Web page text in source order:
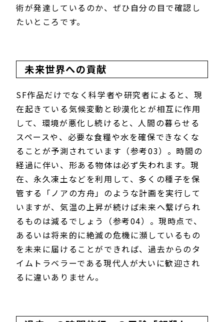
術が発達しているのか、ぜひ自分の目で確認し
たいところです。
未来世界への貢献
SF作品だけでなく科学者や研究者によると、現
在起きている気候変動と砂漠化とが相互に作用
して、環境が悪化し続けると、人間の暮らせる
スペースや、必要な食糧や水を確保できなくな
ることが予測されています（参考03）。時間の
経過に伴い、形ある物体は必ず失われます。現
在、永久凍土などを利用して、多くの種子を保
管する「ノアの方舟」のような計画を実行して
いますが、気温の上昇が続けば未来へ繋げられ
るものは減るでしょう（参考04）。現時点で、
あるいは将来的に絶滅の危機に瀕しているもの
を未来に届けることができれば、過去からのタ
イムトラベラーである現代人が大いに歓迎され
るに違いありません。